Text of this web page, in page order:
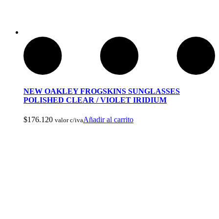
NEW OAKLEY FROGSKINS SUNGLASSES
POLISHED CLEAR / VIOLET IRIDIUM
$176.120 valor c/ivaAñadir al carrito